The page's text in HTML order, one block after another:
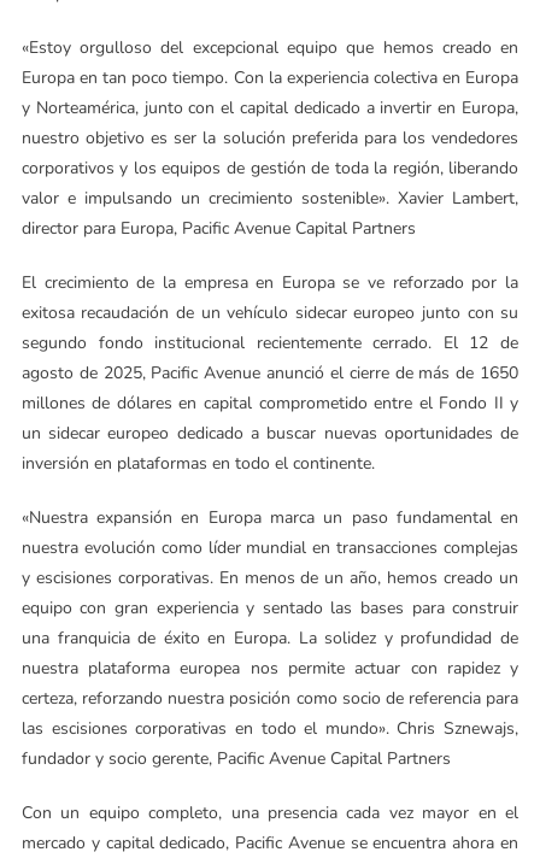
«Estoy orgulloso del excepcional equipo que hemos creado en
Europa en tan poco tiempo. Con la experiencia colectiva en Europa
y Norteamérica, junto con el capital dedicado a invertir en Europa,
nuestro objetivo es ser la solución preferida para los vendedores
corporativos y los equipos de gestión de toda la región, liberando
valor e impulsando un crecimiento sostenible». Xavier Lambert,
director para Europa, Pacific Avenue Capital Partners
El crecimiento de la empresa en Europa se ve reforzado por la
exitosa recaudación de un vehículo sidecar europeo junto con su
segundo fondo institucional recientemente cerrado. El 12 de
agosto de 2025, Pacific Avenue anunció el cierre de más de 1650
millones de dólares en capital comprometido entre el Fondo II y
un sidecar europeo dedicado a buscar nuevas oportunidades de
inversión en plataformas en todo el continente.
«Nuestra expansión en Europa marca un paso fundamental en
nuestra evolución como líder mundial en transacciones complejas
y escisiones corporativas. En menos de un año, hemos creado un
equipo con gran experiencia y sentado las bases para construir
una franquicia de éxito en Europa. La solidez y profundidad de
nuestra plataforma europea nos permite actuar con rapidez y
certeza, reforzando nuestra posición como socio de referencia para
las escisiones corporativas en todo el mundo». Chris Sznewajs,
fundador y socio gerente, Pacific Avenue Capital Partners
Con un equipo completo, una presencia cada vez mayor en el
mercado y capital dedicado, Pacific Avenue se encuentra ahora en